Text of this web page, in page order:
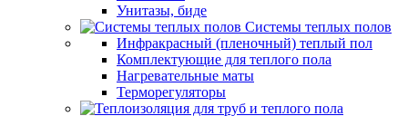
Унитазы, биде
Системы теплых полов
Инфракрасный (пленочный) теплый пол
Комплектующие для теплого пола
Нагревательные маты
Терморегуляторы